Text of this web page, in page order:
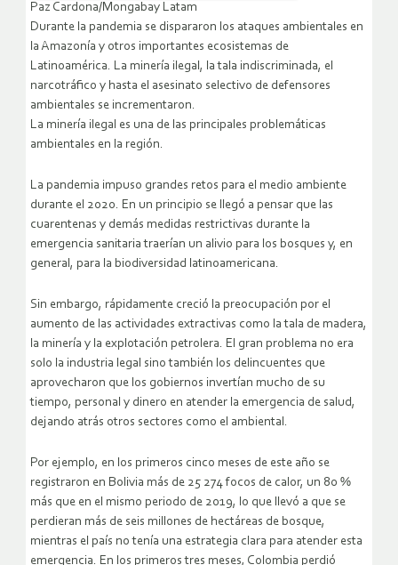
Paz Cardona/Mongabay Latam
Durante la pandemia se dispararon los ataques ambientales en
la Amazonía y otros importantes ecosistemas de
Latinoamérica. La minería ilegal, la tala indiscriminada, el
narcotráfico y hasta el asesinato selectivo de defensores
ambientales se incrementaron.
La minería ilegal es una de las principales problemáticas
ambientales en la región.
La pandemia impuso grandes retos para el medio ambiente
durante el 2020. En un principio se llegó a pensar que las
cuarentenas y demás medidas restrictivas durante la
emergencia sanitaria traerían un alivio para los bosques y, en
general, para la biodiversidad latinoamericana.
Sin embargo, rápidamente creció la preocupación por el
aumento de las actividades extractivas como la tala de madera,
la minería y la explotación petrolera. El gran problema no era
solo la industria legal sino también los delincuentes que
aprovecharon que los gobiernos invertían mucho de su
tiempo, personal y dinero en atender la emergencia de salud,
dejando atrás otros sectores como el ambiental.
Por ejemplo, en los primeros cinco meses de este año se
registraron en Bolivia más de 25 274 focos de calor, un 80 %
más que en el mismo periodo de 2019, lo que llevó a que se
perdieran más de seis millones de hectáreas de bosque,
mientras el país no tenía una estrategia clara para atender esta
emergencia. En los primeros tres meses, Colombia perdió